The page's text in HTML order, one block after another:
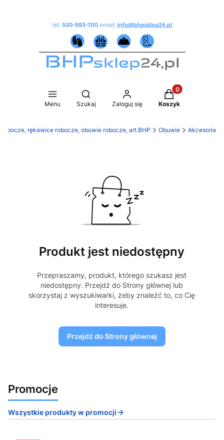
Menu
Otwórz wyszukiwarkę
Szukaj Zaloguj się
Produkty w
Koszyk
rękawice robocze, obuwie robocze, art.BHP Obuwie Akcesoria
Produkt jest niedostępny
Przepraszamy, produkt, którego szukasz jest
niedostępny. Przejdź do Strony głównej lub
skorzystaj z wyszukiwarki, żeby znaleźć to, co Cię
interesuje.
Przejdź do Strony głównej
Promocje
Wszystkie produkty w promocji